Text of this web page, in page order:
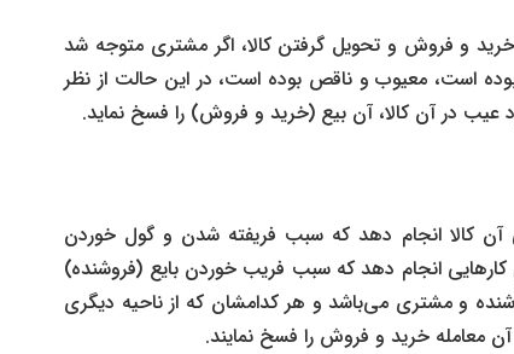
و فروش و تحویل گرفتن کالا، اگر مشتری متوجه شد
است، معیوب و ناقص بوده است، در این حالت از نظر
عیب در آن کالا، آن بیع (خرید و فروش) را فسخ نماید.
آن کالا انجام دهد که سبب فریفته شدن و گول خوردن
انجام دهد که سبب فریب خوردن بایع (فروشنده)
و مشتری می‌باشد و هر کدامشان که از ناحیه دیگری
آن معامله خرید و فروش را فسخ نمایند.